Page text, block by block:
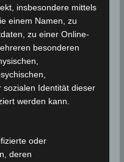
(Google Ireland
Dublin, D04 E5W5,
Ihre Zustimmung. Es
personenbezogene
gespeichert. Welche
Sie bitte den
insbesondere mittels
einem Namen, zu
zu einer Online-
besonderen
Identität dieser
werden kann.
oder
deren